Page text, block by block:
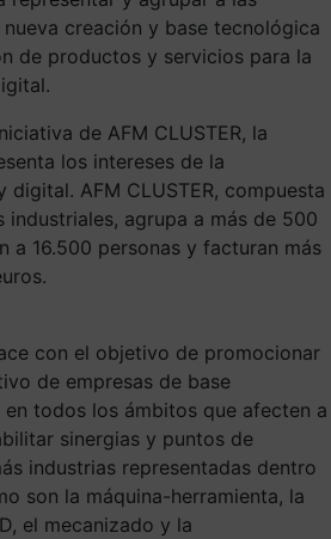
creación y base tecnológica
de productos y servicios para la
de AFM CLUSTER, la
los intereses de la
AFM CLUSTER, compuesta
industriales, agrupa a más de 500
a 16.500 personas y facturan más
con el objetivo de promocionar
de empresas de base
todos los ámbitos que afecten a
sinergias y puntos de
industrias representadas dentro
son la máquina-herramienta, la
el mecanizado y la